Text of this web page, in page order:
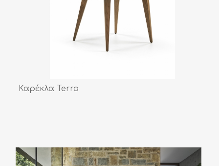
Καρέκλα Terra